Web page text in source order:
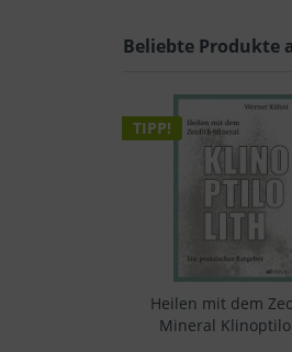
Beliebte Produkte
TIPP!
Heilen mit dem
Mineral